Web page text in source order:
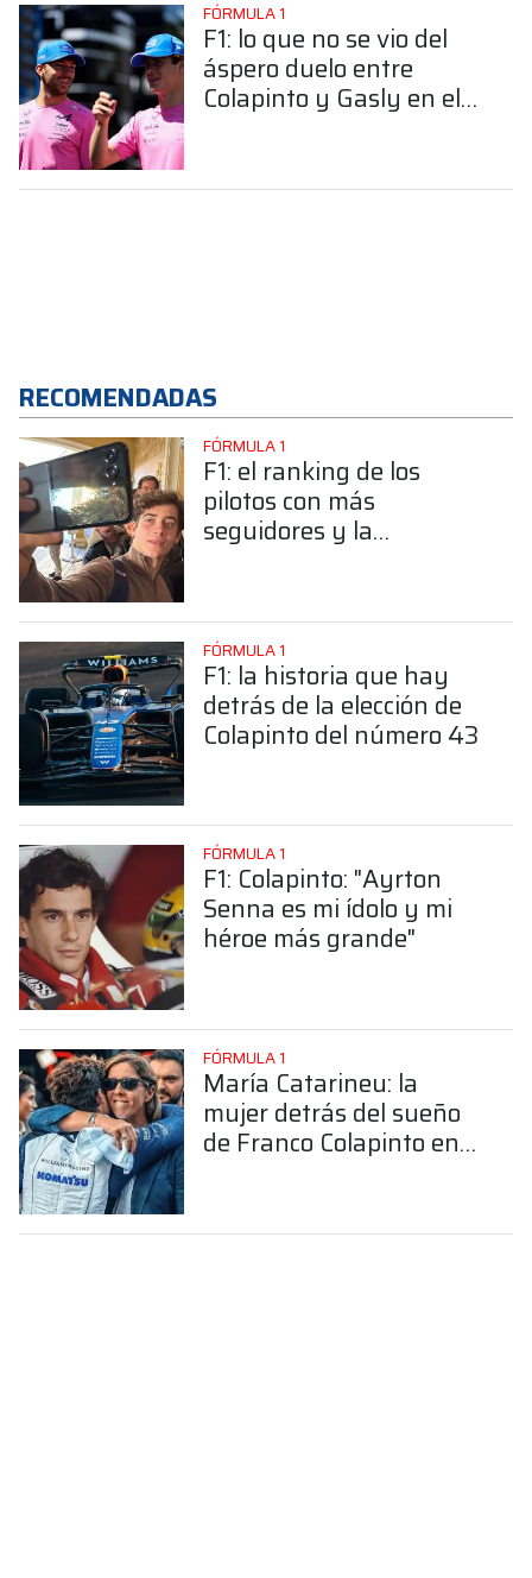
FÓRMULA 1
F1: lo que no se vio del
áspero duelo entre
Colapinto y Gasly en el
RECOMENDADAS
FÓRMULA 1
F1: el ranking de los
pilotos con más
seguidores y la
FÓRMULA 1
F1: la historia que hay
detrás de la elección de
Colapinto del número 43
FÓRMULA 1
F1: Colapinto: "Ayrton
Senna es mi ídolo y mi
héroe más grande"
FÓRMULA 1
María Catarineu: la
mujer detrás del sueño
de Franco Colapinto en